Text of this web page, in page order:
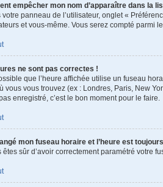
empêcher mon nom d’apparaître dans la
votre panneau de l’utilisateur, onglet «
et vous-même. Vous serez compté parmi
ne sont pas correctes !
que l’heure affichée utilise un fuseau
vous vous trouvez (ex : Londres, Paris, New
enregistré, c’est le bon moment pour le faire.
mon fuseau horaire et l’heure est
êtes sûr d’avoir correctement paramétré votre